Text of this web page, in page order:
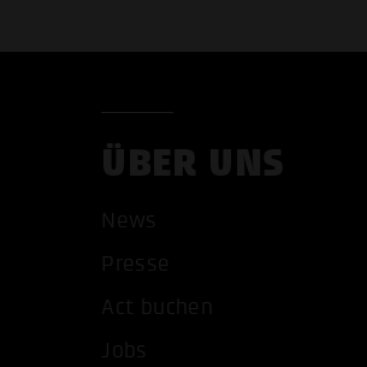
ÜBER UNS
News
Presse
Act buchen
Jobs